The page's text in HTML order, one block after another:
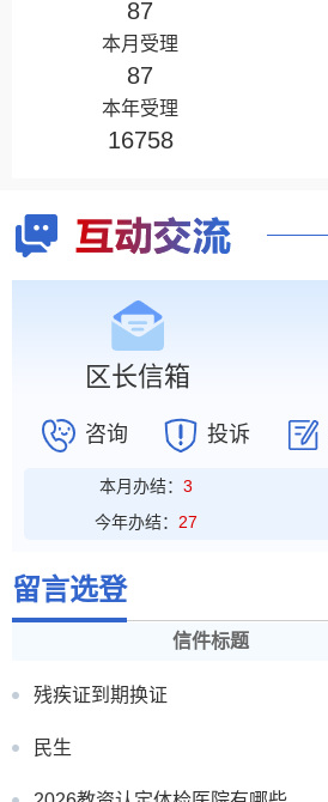
87
本月受理
87
本年受理
16758
区长信箱
咨询 投诉
本月办结： 3
今年办结： 27
留言选登
信件标题
残疾证到期换证
民生